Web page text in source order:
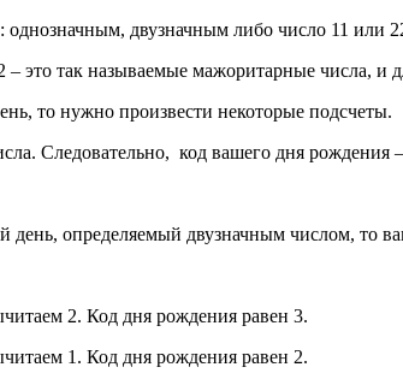
двузначным либо число 11 или
– это так называемые мажоритарные числа, и
то нужно произвести некоторые подсчеты.
Следовательно, код вашего дня рождения
день, определяемый двузначным числом, то
2. Код дня рождения равен 3.
1. Код дня рождения равен 2.